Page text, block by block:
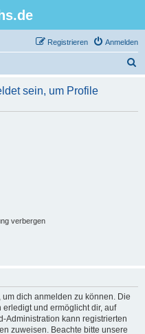
Anmelden
Registrieren
h
sein, um Profile
verbergen
dich anmelden zu können. Die
und ermöglicht dir, auf
Administration kann registrierten
zuweisen. Beachte bitte unsere